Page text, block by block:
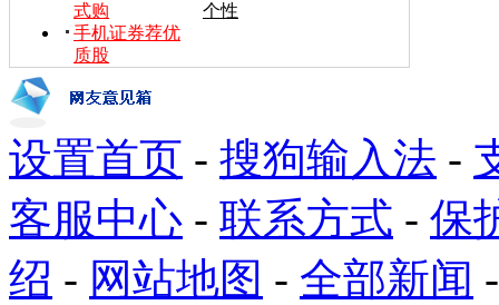
式购
个性
手机证券荐优
质股
设置首页 - 搜狗输入法 -
客服中心 - 联系方式 - 保
绍 - 网站地图 - 全部新闻